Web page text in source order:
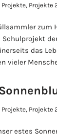
Projekte, Projekte
zum
das
vieler
Projekte, Projekte
estes